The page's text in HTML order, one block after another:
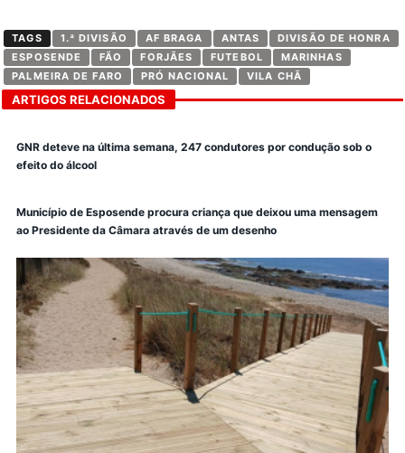
TAGS 1.ª DIVISÃO AF BRAGA ANTAS
DIVISÃO DE HONRA
ESPOSENDE
FÃO FORJÃES FUTEBOL
MARINHAS
PALMEIRA DE FARO
PRÓ NACIONAL VILA CHÃ
ARTIGOS RELACIONADOS
GNR deteve na última semana, 247 condutores por condução sob o
efeito do álcool
Município de Esposende procura criança que deixou uma mensagem
ao Presidente da Câmara através de um desenho